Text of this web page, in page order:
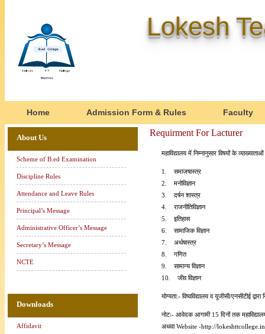
Lokesh
Home Admission Form & Rules Faculty
About Us
Scheme of B.ed Examination
Discipline Rules
Attendance and Leave Rules
Principal’s Message
Administrative Officer’s Message
Secretary’s Message
NCTE
Downloads
Affidavit
Requirment For Lacturer
महाविद्यालय में निम्नानुसार विषयों के
1. समाजषास्त्र
2. मनोविज्ञान
3. दर्षन शास्त्र
4. राजनीतिविज्ञान
5. इतिहास
6. सामाजिक विज्ञान
7. अर्थषास्त्र
8. गणित
9. सामान्य विज्ञान
10. जीव विज्ञान
योग्यता:- विष्वविद्यालय व यूजीसी/एनसीटीई द्वारा
नोटः- आवेदक आगामी 15 दिनों तक
अथवाWebsite -http://